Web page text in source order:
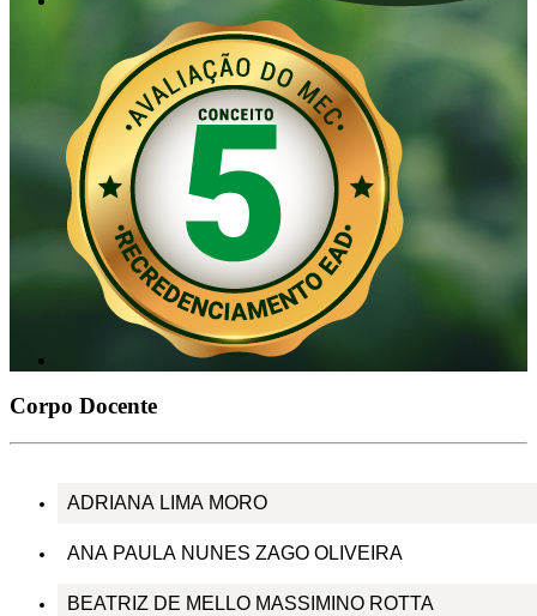
Corpo Docente
ADRIANA LIMA MORO
ANA PAULA NUNES ZAGO OLIVEIRA
BEATRIZ DE MELLO MASSIMINO ROTTA